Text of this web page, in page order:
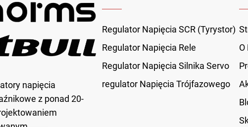
napięcia
z ponad 20-
Regulator Napięcia SCR (Tyrystor)
Regulator Napięcia Rele
Regulator Napięcia Silnika Servo
regulator Napięcia Trójfazowego
O